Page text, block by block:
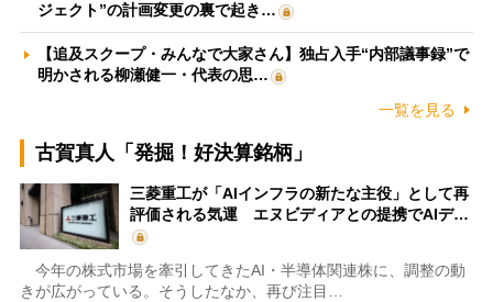
ジェクト”の計画変更の裏で起き…
【追及スクープ・みんなで大家さん】独占入手“内部議事録”で
明かされる柳瀬健一・代表の思…
一覧を見る
古賀真人「発掘！好決算銘柄」
三菱重工が「AIインフラの新たな主役」として再
評価される気運 エヌビディアとの提携でAIデ…
今年の株式市場を牽引してきたAI・半導体関連株に、調整の動
きが広がっている。そうしたなか、再び注目…